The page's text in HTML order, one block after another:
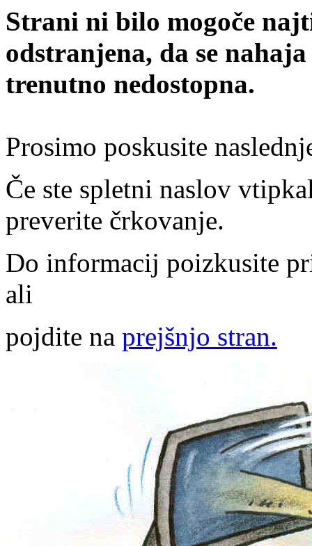
Strani ni bilo mogoče
odstranjena, da se
trenutno nedostopna.
Prosimo poskusite
Če ste spletni naslov
preverite črkovanje.
Do informacij poizkusite
ali
pojdite na prejšnjo stran.